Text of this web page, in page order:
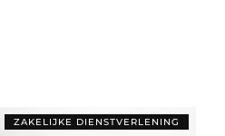
ZAKELIJKE DIENSTVERLENING